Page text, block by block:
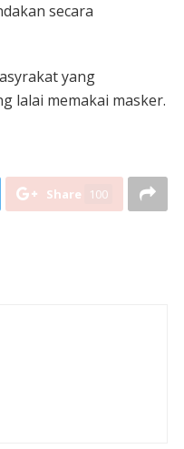
secara
yang
lalai memakai masker.
Share 100